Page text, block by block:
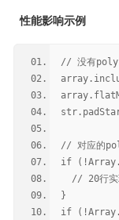
性能影响示例
// 没有
// 对应的
if
// 20行实
}
if